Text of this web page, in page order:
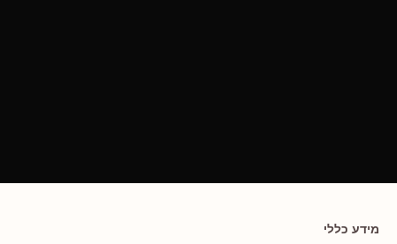
מידע כללי